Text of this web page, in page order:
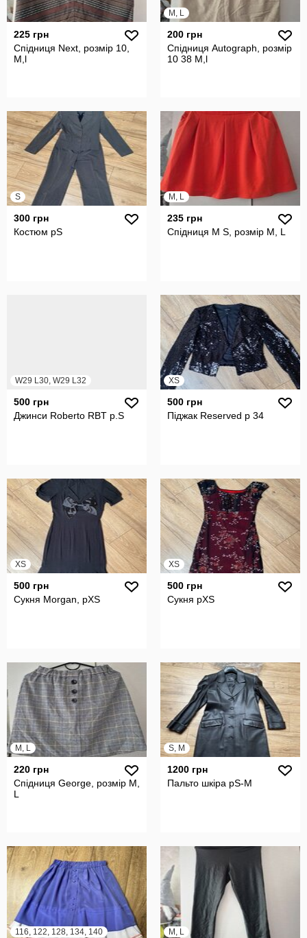
225 грн
Спідниця Next, розмір 10,
М,l
M, L
200 грн
Спідниця Autograph, розмір
10 38 М,l
S
300 грн
Костюм рS
M, L
235 грн
Спідниця M S, розмір М, L
W29 L30, W29 L32
500 грн
Джинси Roberto RBT р.S
XS
500 грн
Піджак Reserved р 34
XS
500 грн
Сукня Morgan, рXS
XS
500 грн
Сукня рXS
M, L
220 грн
Спідниця George, розмір М,
L
S, M
1200 грн
Пальто шкіра рS-M
116, 122, 128, 134, 140 M, L